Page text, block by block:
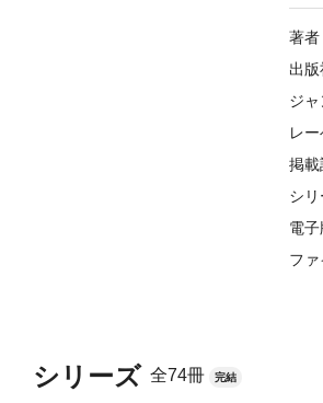
シリーズ 全74冊 完結
著者
出版
ジ
レ
掲載
シ
電
フ